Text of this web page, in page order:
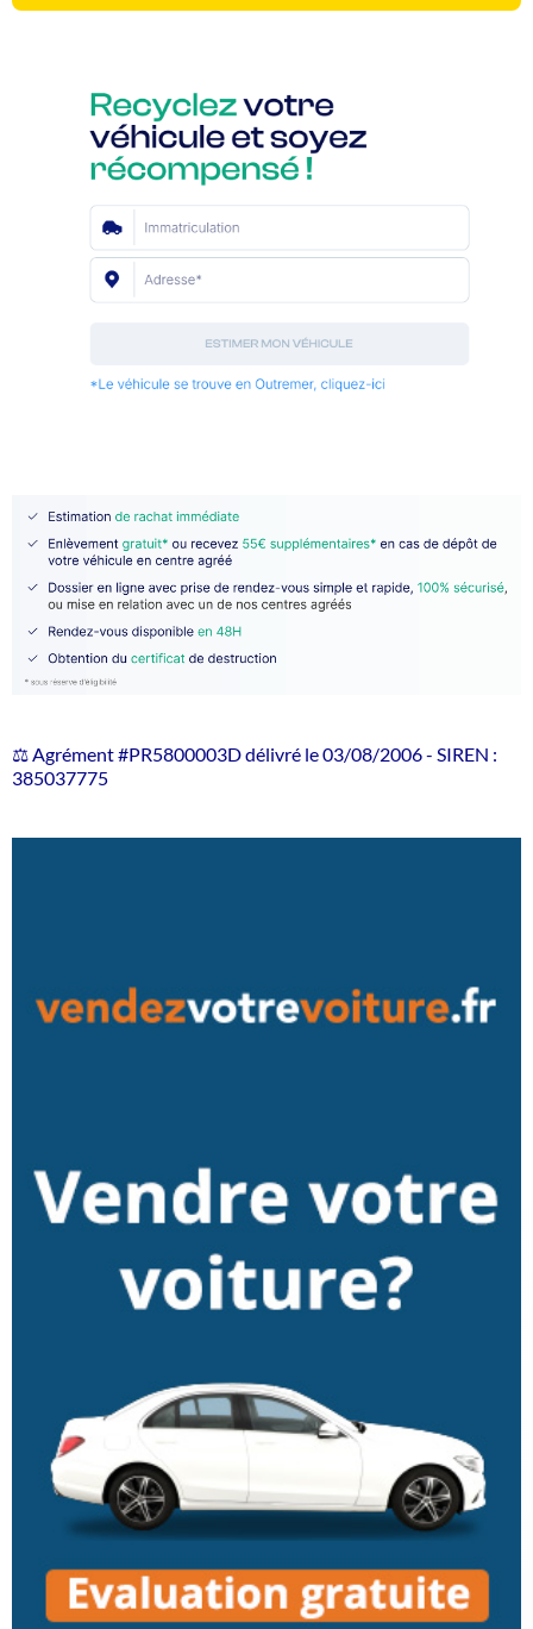
⚖️ Agrément #PR5800003D délivré le 03/08/2006 - SIREN :
385037775